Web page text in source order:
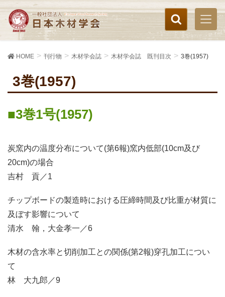
HOME 刊行物 木材学会誌 木材学会誌 既刊目次 3巻(1957)
3巻(1957)
3巻1号(1957)
炭窯内の温度分布について(第6報)窯内低部(10cm及び
20cm)の場合
吉村 貢／1
チップボードの製造時における圧締時間及び比重が材質に
及ぼす影響について
清水 翰，大金孝一／6
木材の含水率と切削加工との関係(第2報)穿孔加工につい
て
林 大九郎／9